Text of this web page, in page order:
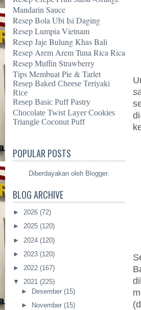
Mandarin Sauce
Resep Bola Ubi Isi Daging
Resep Lumpia Vietnam
Resep Jaje Bulung Khas Bali
Resep Arem Arem Tuna Rica Rica
Resep Muffin Strawberry
Tips Membuat Pie & Tarlet
Resep Baked Cheese Teriyaki
Rice
Resep Basic Puff Pastry
Chocolate Twist Layer Cookies
Triangle Coconut Puff
POPULAR POSTS
Diberdayakan oleh Blogger.
BLOG ARCHIVE
► 2026 (72)
► 2025 (120)
► 2024 (120)
► 2023 (120)
► 2022 (167)
▼ 2021 (225)
► Desember (15)
►
November (15)